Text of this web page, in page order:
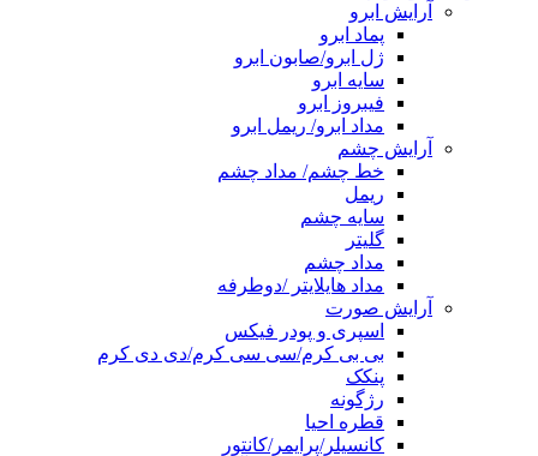
آرایش ابرو
پماد ابرو
ژل ابرو/صابون ابرو
سایه ابرو
فیبروز ابرو
مداد ابرو/ ریمل ابرو
آرایش چشم
خط چشم/ مداد چشم
ریمل
سایه چشم
گلیتر
مداد چشم
مداد هایلایتر /دوطرفه
آرایش صورت
اسپری و پودر فیکس
بی بی کرم/سی سی کرم/دی دی کرم
پنکک
رژگونه
قطره احیا
کانسیلر/پرایمر/کانتور